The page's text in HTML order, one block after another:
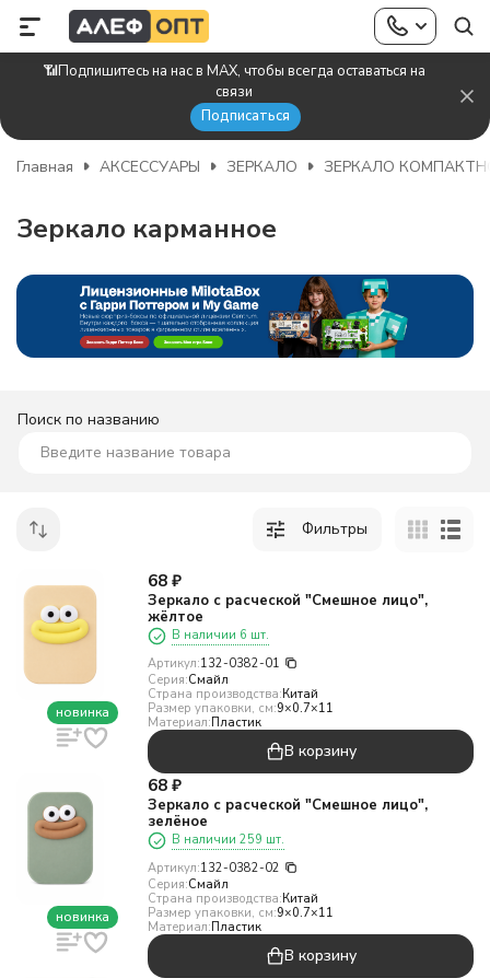
📶Подпишитесь на нас в MAX, чтобы всегда оставаться на
связи
Подписаться
Главная АКСЕССУАРЫ ЗЕРКАЛО ЗЕРКАЛО
Зеркало карманное
Поиск по названию
Фильтры
новинка
68 ₽
Зеркало с расческой "Смешное лицо",
жёлтое
В наличии 6 шт.
Артикул:132-0382-01
Серия:Смайл
Страна производства:Китай
Размер упаковки, см:9×0.7×11
Материал:Пластик
В корзину
новинка
68 ₽
Зеркало с расческой "Смешное лицо",
зелёное
В наличии 259 шт.
Артикул:132-0382-02
Серия:Смайл
Страна производства:Китай
Размер упаковки, см:9×0.7×11
Материал:Пластик
В корзину